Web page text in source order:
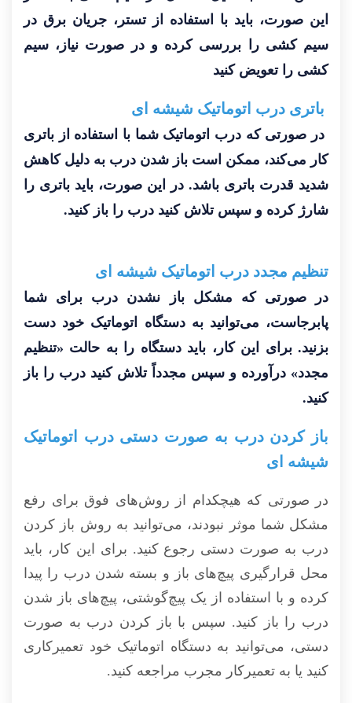
این صورت، باید با استفاده از تستر، جریان برق در
سیم کشی را بررسی کرده و در صورت نیاز، سیم
کشی را تعویض کنید
باتری درب اتوماتیک شیشه ای
در صورتی که درب اتوماتیک شما با استفاده از باتری
کار می‌کند، ممکن است باز شدن درب به دلیل کاهش
شدید قدرت باتری باشد. در این صورت، باید باتری را
شارژ کرده و سپس تلاش کنید درب را باز کنید.
تنظیم مجدد درب اتوماتیک شیشه ای
در صورتی که مشکل باز نشدن درب برای شما
پابرجاست، می‌توانید به دستگاه اتوماتیک خود دست
بزنید. برای این کار، باید دستگاه را به حالت «تنظیم
مجدد» درآورده و سپس مجدداً تلاش کنید درب را باز
کنید.
باز کردن درب به صورت دستی درب اتوماتیک
شیشه ای
در صورتی که هیچکدام از روش‌های فوق برای رفع
مشکل شما موثر نبودند، می‌توانید به روش باز کردن
درب به صورت دستی رجوع کنید. برای این کار، باید
محل قرارگیری پیچ‌های باز و بسته شدن درب را پیدا
کرده و با استفاده از یک پیچ‌گوشتی، پیچ‌های باز شدن
درب را باز کنید. سپس با باز کردن درب به صورت
دستی، می‌توانید به دستگاه اتوماتیک خود تعمیرکاری
کنید یا به تعمیرکار مجرب مراجعه کنید.